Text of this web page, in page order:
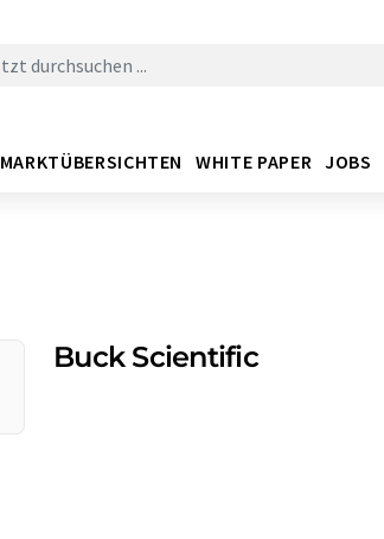
MARKTÜBERSICHTEN WHITE PAPER JOBS
Buck Scientific